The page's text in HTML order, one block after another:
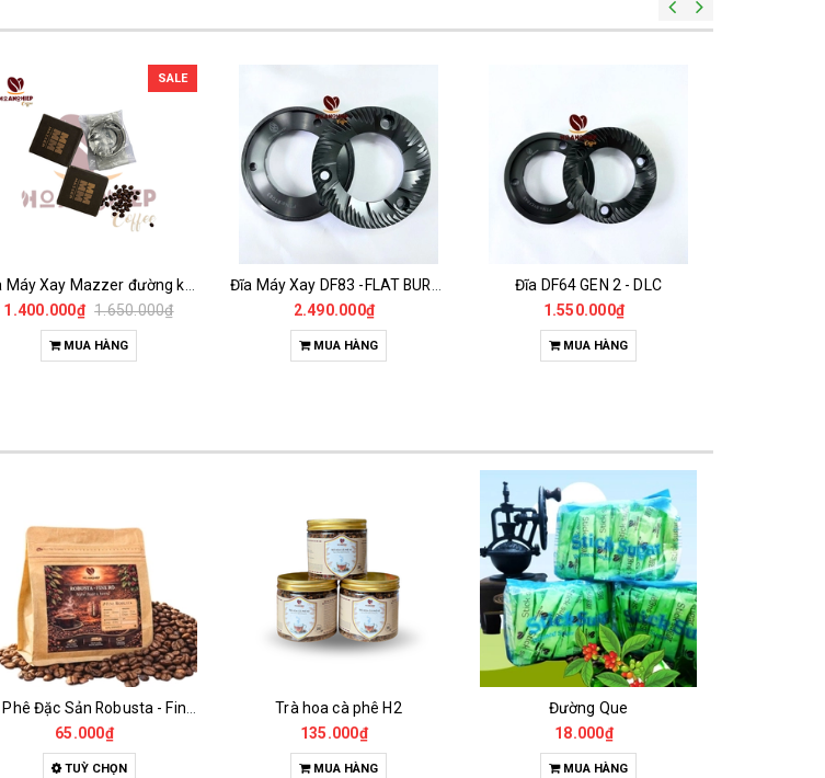
SALE
1.400.000₫ 1.650.000₫
MUA HÀNG
2.490.000₫
MUA HÀNG
Đĩa DF64 GEN 2 - DLC
1.550.000₫
MUA HÀNG
65.000₫
TUỲ CHỌN
Trà hoa cà phê H2
135.000₫
MUA HÀNG
Đường Que
18.000₫
MUA HÀNG